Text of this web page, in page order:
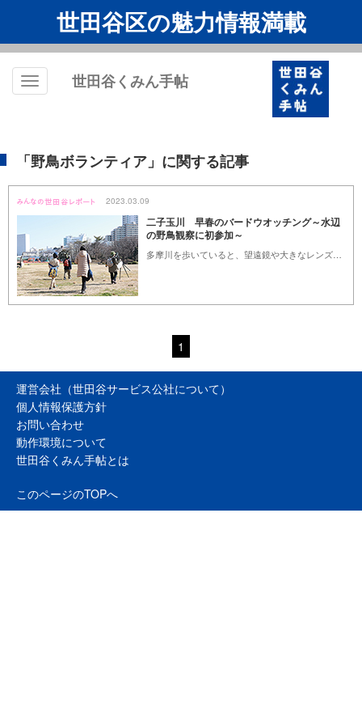
世田谷区の魅力情報満載
Toggle
世田谷くみん手帖
「野鳥ボランティア」に関する記事
2023.03.09
二子玉川 早春のバードウオッチング～水辺
の野鳥観察に初参加～
1
運営会社（世田谷サービス公社について）
個人情報保護方針
お問い合わせ
動作環境について
世田谷くみん手帖とは
このページのTOPへ